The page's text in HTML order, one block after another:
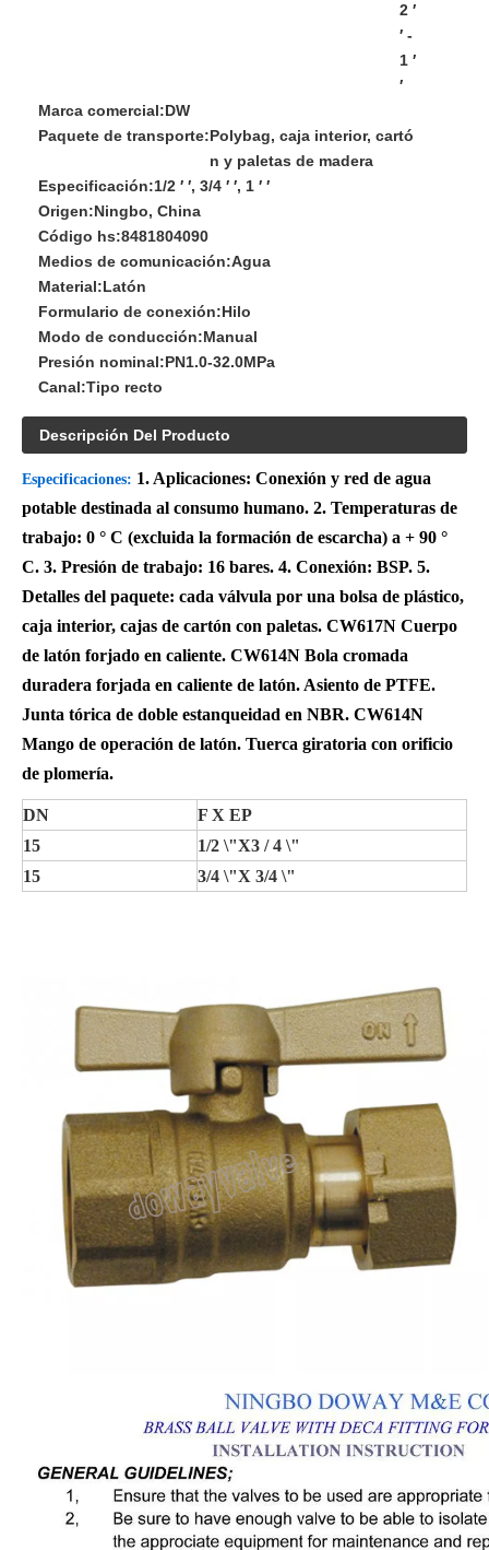
2 ′
′ -
1 ′
′
Marca comercial:DW
Paquete de transporte:Polybag, caja interior, cartó
n y paletas de madera
Especificación:1/2 ′ ′, 3/4 ′ ′, 1 ′ ′
Origen:Ningbo, China
Código hs:8481804090
Medios de comunicación:Agua
Material:Latón
Formulario de conexión:Hilo
Modo de conducción:Manual
Presión nominal:PN1.0-32.0MPa
Canal:Tipo recto
Descripción Del Producto
Especificaciones: 1. Aplicaciones: Conexión y red de agua
potable destinada al consumo humano. 2. Temperaturas de
trabajo: 0 ° C (excluida la formación de escarcha) a + 90 °
C. 3. Presión de trabajo: 16 bares. 4. Conexión: BSP. 5.
Detalles del paquete: cada válvula por una bolsa de plástico,
caja interior, cajas de cartón con paletas. CW617N Cuerpo
de latón forjado en caliente. CW614N Bola cromada
duradera forjada en caliente de latón. Asiento de PTFE.
Junta tórica de doble estanqueidad en NBR. CW614N
Mango de operación de latón. Tuerca giratoria con orificio
de plomería.
DN
F X EP
15
1/2 \"X3 / 4 \"
15
3/4 \"X 3/4 \"